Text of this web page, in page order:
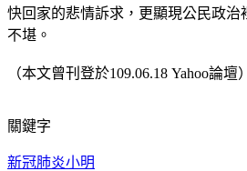
快回家的悲情訴求，更顯現公民政治
不堪。
（本文曾刊登於109.06.18 Yahoo論壇）
關鍵字
新冠肺炎小明